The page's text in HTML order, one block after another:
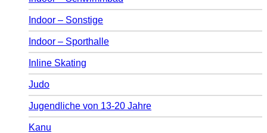
Indoor – Sonstige
Indoor – Sporthalle
Inline Skating
Judo
Jugendliche von 13-20 Jahre
Kanu